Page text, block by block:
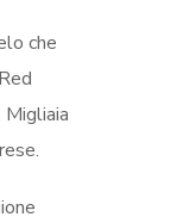
che